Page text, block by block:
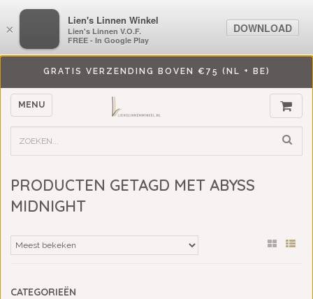
GRATIS VERZENDING BOVEN €75 (NL + BE)
MENU
PRODUCTEN GETAGD MET ABYSS
MIDNIGHT
CATEGORIEËN
×
LiensLinnenwinkel.nl
Lien's Linnen V.O.F.
FREE - In Google Play
DOWNLOAD
×
Lien's Linnen Winkel
Lien's Linnen V.O.F.
FREE - In Google Play
DOWNLOAD